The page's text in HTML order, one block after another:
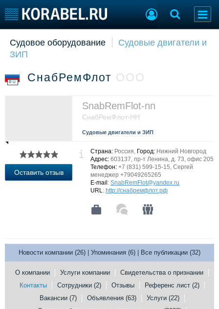
Судостроение
Пульс
Компании
Торговая площадка
Оборудование
Материалы
Услуги
Конференции
Выставки и семинары
Флот
Галерея флота
Форум
Отзывы
Все службы
Судовое оборудование
Судовые двигатели и
ЗИП
RU СнабРемФлот ООО
SnabRemFlot-nn
СнабРемФлот-НН
Судовые двигатели и ЗИП
Оставить отзыв
Страна: Россия, Город: Нижний Новгород
Адрес: 603137, пр-т Ленина, д. 73, офис 205
Телефон: +7 (831) 599-15-15, Сергей
менеджер +79049265265
E-mail : SnabRemFlot@yandex.ru
URL: http://снабремфлот.рф
Новости компании (26) Упоминания (6) Все публикации (32)
О компании Услуги компании
Свидетельства о признании
Контакты
Сотрудники (2) Отзывы
Референс лист (2)
Вакансии (7)
Объявления (63)
Услуги (22)